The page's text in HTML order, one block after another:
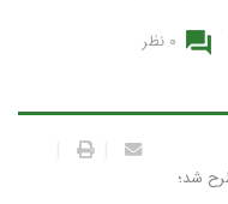
0 نظر
شد؛